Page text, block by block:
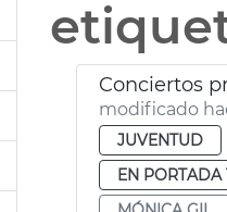
Conciertos
modificado
JUVENTUD
EN PORTADA